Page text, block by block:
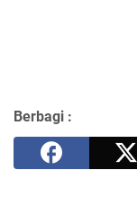
Berbagi :